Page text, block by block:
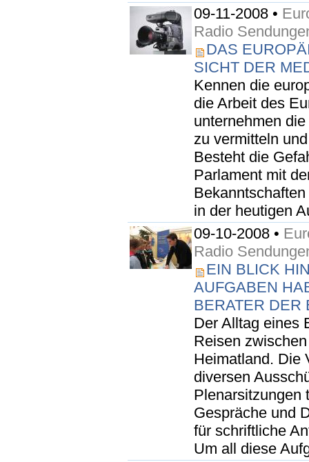
09-11-2008 •
Radio
DAS
SICHT DER
Kennen die
die Arbeit des
unternehmen
zu vermitteln
Besteht die
Parlament mit
in der heutigen
09-10-2008 •
Radio
EIN BLICK
AUFGABEN
BERATER DER
Der Alltag eines
Reisen
Heimatland. Die
diversen
Plenarsitzungen
Gespräche und
für schriftliche
Um all diese